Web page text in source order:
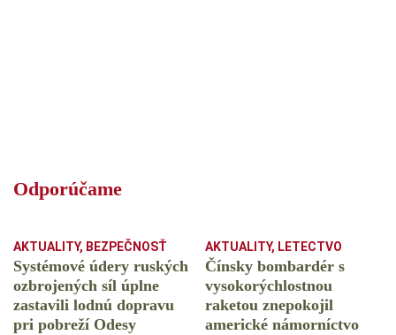
Odporúčame
AKTUALITY, BEZPEČNOSŤ
Systémové údery ruských
ozbrojených síl úplne
zastavili lodnú dopravu
pri pobreží Odesy
AKTUALITY, LETECTVO
Čínsky bombardér s
vysokorýchlostnou
raketou znepokojil
americké námorníctvo